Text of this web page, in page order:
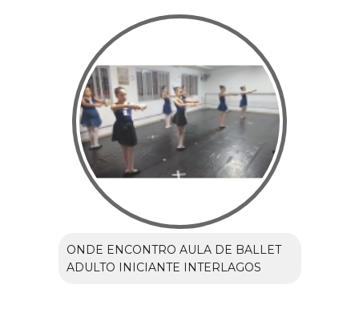
ONDE ENCONTRO AULA DE BALLET
ADULTO INICIANTE INTERLAGOS